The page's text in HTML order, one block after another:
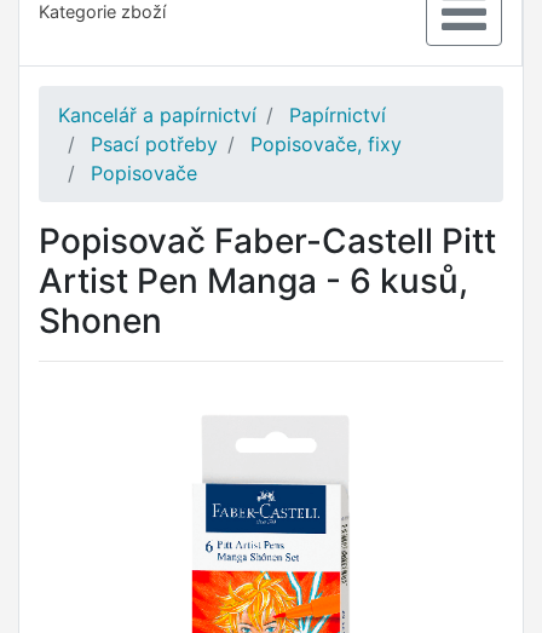
Kategorie zboží
Kancelář a papírnictví
Papírnictví
Psací potřeby
Popisovače, fixy
Popisovače
Popisovač Faber-Castell Pitt
Artist Pen Manga - 6 kusů,
Shonen